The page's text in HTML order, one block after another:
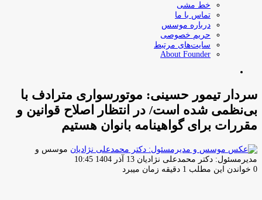
خط مشی
تماس با ما
درباره موسس
حریم خصوصی
سایت‌های مرتبط
About Founder
سردار تیمور حسینی: موتورسواری مترادف با
بی‌نظمی شده است/ در انتظار اصلاح قوانین و
مقررات برای گواهینامه بانوان هستیم
موسس و
مدیرمسئول: دکتر محمدعلی نژادیان ارسال
ایمیل
13 آذر 1404 10:45
0 خواندن این مطلب 1 دقیقه زمان میبرد